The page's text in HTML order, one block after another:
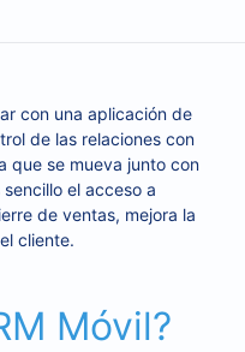
con una aplicación de
de las relaciones con
que se mueva junto con
el acceso a
de ventas, mejora la
cliente.
Móvil?